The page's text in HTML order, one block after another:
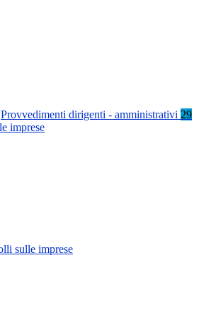
Provvedimenti dirigenti - amministrativi 29
imprese
sulle imprese